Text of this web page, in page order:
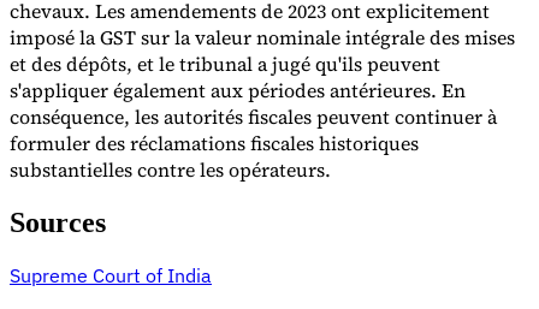
chevaux. Les amendements de 2023 ont explicitement
imposé la GST sur la valeur nominale intégrale des mises
et des dépôts, et le tribunal a jugé qu'ils peuvent
s'appliquer également aux périodes antérieures. En
conséquence, les autorités fiscales peuvent continuer à
formuler des réclamations fiscales historiques
substantielles contre les opérateurs.
Sources
Supreme Court of India